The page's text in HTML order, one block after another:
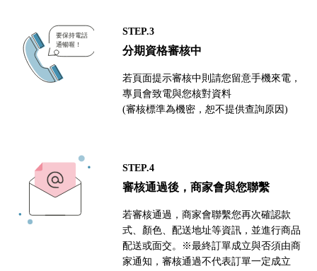
STEP.3
分期資格審核中
若頁面提示審核中則請您留意手機來電，
專員會致電與您核對資料
(審核標準為機密，恕不提供查詢原因)
STEP.4
審核通過後，商家會與您聯繫
若審核通過，商家會聯繫您再次確認款
式、顏色、配送地址等資訊，並進行商品
配送或面交。※最終訂單成立與否須由商
家通知，審核通過不代表訂單一定成立